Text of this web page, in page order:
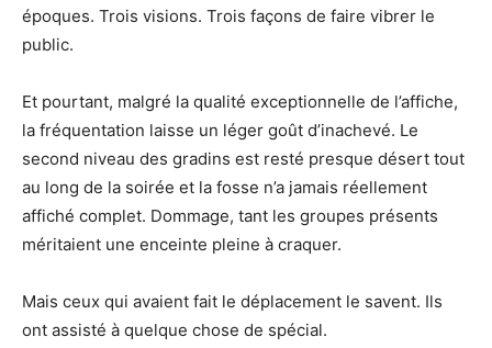
époques. Trois visions. Trois façons de faire vibrer le
public.
Et pourtant, malgré la qualité exceptionnelle de l’affiche,
la fréquentation laisse un léger goût d’inachevé. Le
second niveau des gradins est resté presque désert tout
au long de la soirée et la fosse n’a jamais réellement
affiché complet. Dommage, tant les groupes présents
méritaient une enceinte pleine à craquer.
Mais ceux qui avaient fait le déplacement le savent. Ils
ont assisté à quelque chose de spécial.